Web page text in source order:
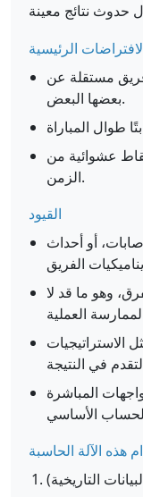
الرئيسية
مستقلة عن
بعضها البعض.
عشوائية من
الزمن.
القيود
أو أحداث
وهو ما قد لا
الاستراتيجيات
المباشرة
هذه الآلة الحاسبة